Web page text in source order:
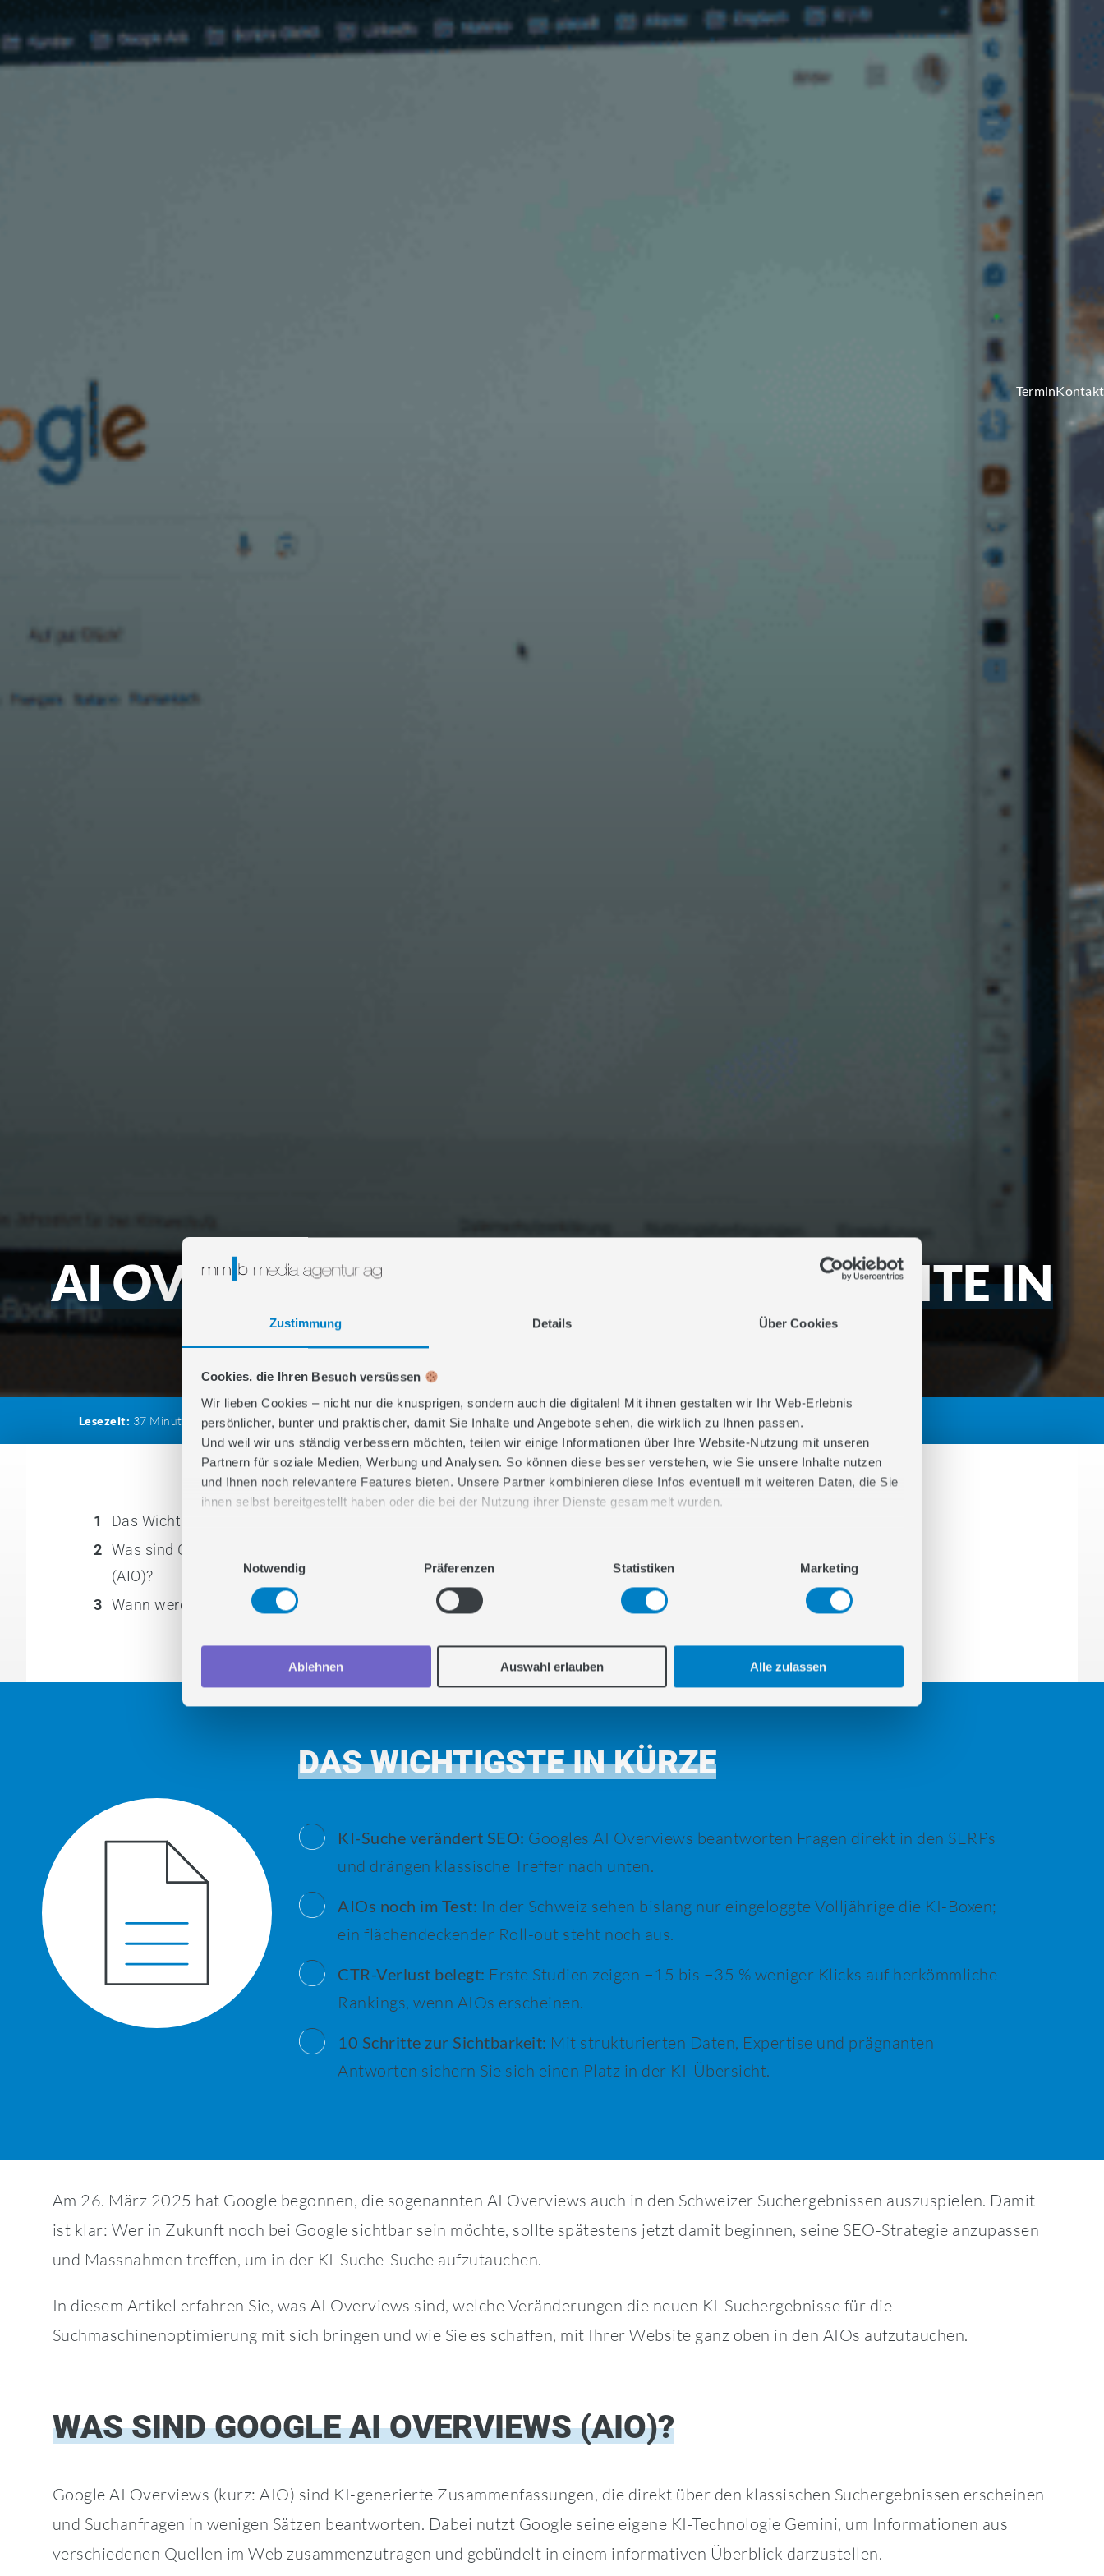
Zustimmung Details Über Cookies
Cookies, die Ihren Besuch versüssen
Wir lieben Cookies – nicht nur die knusprigen, sondern auch die digitalen! Mit ihnen gestalten wir Ihr Web-Erlebnis
persönlicher, bunter und praktischer, damit Sie Inhalte und Angebote sehen, die wirklich zu Ihnen passen.
Und weil wir uns ständig verbessern möchten, teilen wir einige Informationen über Ihre Website-Nutzung mit unseren
Partnern für soziale Medien, Werbung und Analysen. So können diese besser verstehen, wie Sie unsere Inhalte nutzen
und Ihnen noch relevantere Features bieten. Unsere Partner kombinieren diese Infos eventuell mit weiteren Daten, die Sie
ihnen selbst bereitgestellt haben oder die bei der Nutzung ihrer Dienste gesammelt wurden.
Einwilligungsauswahl
Notwendig
Präferenzen Statistiken Marketing
Ablehnen Auswahl erlauben Alle zulassen
Potenzialanalyse
AI OVERVIEWS: SO WIRD IHRE WEBSITE IN
GOOGLES KI-SUCHE SICHTBAR
Lesezeit: 37 Minuten Kategorie: Künstliche Intelligenz,Inbound Marketing, SEO & SXOErstellungsdatum: 27. Mai 2025
INHALT
1
Das Wichtigste in Kürze
2 Was sind Google AI Overviews
(AIO)?
3 Wann werden AIOs angezeigt?
5
Optimierung für KI-Suche: So
bringen Sie Ihre Website in die AI
DAS WICHTIGSTE IN KÜRZE
KI-Suche verändert SEO: Googles AI Overviews beantworten Fragen direkt in den SERPs
und drängen klassische Treffer nach unten.
AIOs noch im Test: In der Schweiz sehen bislang nur eingeloggte Volljährige die KI-Boxen;
ein flächendeckender Roll-out steht noch aus.
CTR-Verlust belegt: Erste Studien zeigen −15 bis −35 % weniger Klicks auf herkömmliche
Rankings, wenn AIOs erscheinen.
10 Schritte zur Sichtbarkeit: Mit strukturierten Daten, Expertise und prägnanten
Antworten sichern Sie sich einen Platz in der KI-Übersicht.
Am 26. März 2025 hat Google begonnen, die sogenannten AI Overviews auch in den Schweizer Suchergebnissen auszuspielen. Damit
ist klar: Wer in Zukunft noch bei Google sichtbar sein möchte, sollte spätestens jetzt damit beginnen, seine SEO-Strategie anzupassen
und Massnahmen treffen, um in der KI-Suche-Suche aufzutauchen.
In diesem Artikel erfahren Sie, was AI Overviews sind, welche Veränderungen die neuen KI-Suchergebnisse für die
Suchmaschinenoptimierung mit sich bringen und wie Sie es schaffen, mit Ihrer Website ganz oben in den AIOs aufzutauchen.
WAS SIND GOOGLE AI OVERVIEWS (AIO)?
Google AI Overviews (kurz: AIO) sind KI-generierte Zusammenfassungen, die direkt über den klassischen Suchergebnissen erscheinen
und Suchanfragen in wenigen Sätzen beantworten. Dabei nutzt Google seine eigene KI-Technologie Gemini, um Informationen aus
verschiedenen Quellen im Web zusammenzutragen und gebündelt in einem informativen Überblick darzustellen.
TerminKontakt